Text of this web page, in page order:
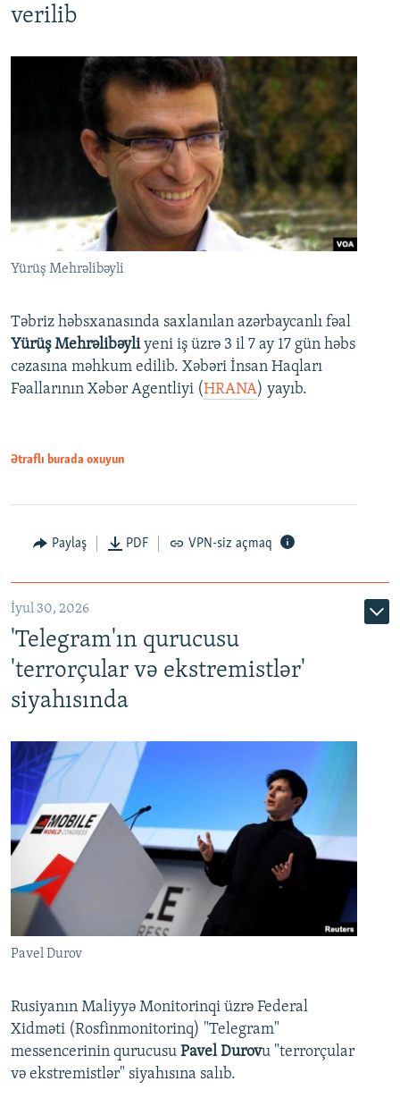
verilib
Yürüş Mehrəlibəyli
Təbriz həbsxanasında saxlanılan azərbaycanlı fəal
Yürüş Mehrəlibəyliyeni iş üzrə 3 il 7 ay 17 gün həbs
cəzasına məhkum edilib. Xəbəri İnsan Haqları
Fəallarının Xəbər Agentliyi (HRANA) yayıb.
Ətraflı burada oxuyun
Paylaş PDF VPN-siz açmaq
İyul 30, 2026
'Telegram'ın qurucusu
'terrorçular və ekstremistlər'
siyahısında
Pavel Durov
Rusiyanın Maliyyə Monitorinqi üzrə Federal
Xidməti (Rosfinmonitorinq) "Telegram"
messencerinin qurucusu Pavel Durovu "terrorçular
və ekstremistlər" siyahısına salıb.